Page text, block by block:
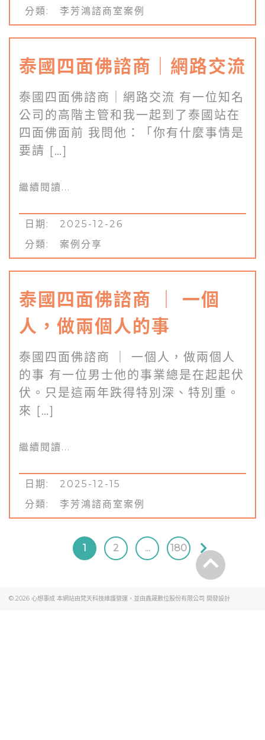
分類: 李芳鴻諮商室案例
泰國四面佛諮商｜網路交流
泰國四面佛諮商｜網路交流 有一位知名
公司的高階主管和我一起到了泰國站在
四面佛面前 我問他：「你有什麼事情是
要請 […]
繼續閱讀...
日期: 2025-12-26
分類: 案例分享
泰國四面佛諮商 ｜ 一個
人，做兩個人的事
泰國四面佛諮商 ｜ 一個人，做兩個人
的事 有一位男士他的事業總是在起起伏
伏。只是這兩年跌得特別深、特別重。
來 […]
繼續閱讀...
日期: 2025-12-15
分類: 李芳鴻諮商室案例
1 2 ... 180
© 2026 心想事成 本網站由梵天科技維護營運，並由鑫晟數位股份有限公司 開發設計